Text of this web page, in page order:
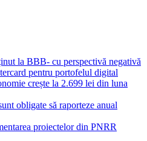
la BBB- cu perspectivă negativă
pentru portofelul digital
crește la 2.699 lei din luna
obligate să raporteze anual
proiectelor din PNRR